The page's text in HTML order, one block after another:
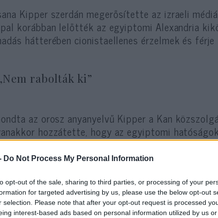
Do Not Process My Personal Information
opt-out of the sale, sharing to third parties, or processing of your
for targeted advertising by us, please use the below opt-out
selection. Please note that after your opt-out request is processed
interest-based ads based on personal information utilized by us
Kipper szerdán megerősítette az izraeli
korábban lelőtték az egyiptomi Alexandria
hátterében cionistaellenes érzelmek és
rabolták ki”
az orosz anyanyelvű Kipper a Kan
hozzátette, hogy az egyiptomi
kapcsán.
egy nyomozócsoport több olyan személyt is
hogy közük lehetett a gyilkossághoz.